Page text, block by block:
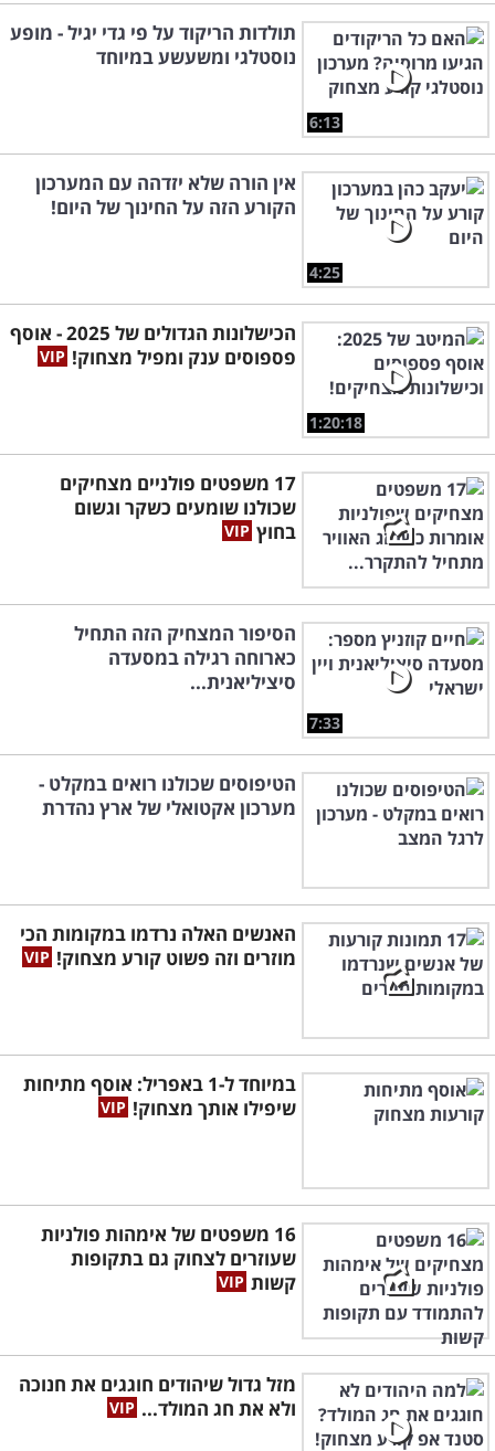
6:13
תולדות הריקוד על פי גדי יגיל - מופע
נוסטלגי ומשעשע במיוחד
4:25
אין הורה שלא יזדהה עם המערכון
הקורע הזה על החינוך של היום!
1:20:18
הכישלונות הגדולים של 2025 - אוסף
פספוסים ענק ומפיל מצחוק!
17 משפטים פולניים מצחיקים
שכולנו שומעים כשקר וגשום
בחוץ
7:33
הסיפור המצחיק הזה התחיל
כארוחה רגילה במסעדה
סיציליאנית...
הטיפוסים שכולנו רואים במקלט -
מערכון אקטואלי של ארץ נהדרת
האנשים האלה נרדמו במקומות הכי
מוזרים וזה פשוט קורע מצחוק!
במיוחד ל-1 באפריל: אוסף מתיחות
שיפילו אותך מצחוק!
16 משפטים של אימהות פולניות
שעוזרים לצחוק גם בתקופות
קשות
מזל גדול שיהודים חוגגים את חנוכה
ולא את חג המולד...